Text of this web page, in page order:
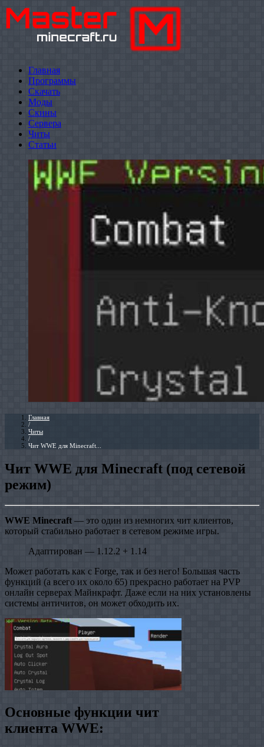
Главная
Программы
Скачать
Моды
Скины
Сервера
Читы
Статьи
Главная
/
Читы
/
Чит WWE для Minecraft...
Чит WWE для Minecraft (под сетевой
режим)
WWE Minecraft — это один из немногих чит клиентов,
который стабильно работает в сетевом режиме игры.
Адаптирован — 1.12.2 + 1.14
Может работать как с Forge, так и без него! Большая часть
функций (а всего их около 65) прекрасно работает на PVP
онлайн серверах Майнкрафт. Даже если на них установлены
системы античитов, он может обходить их.
Основные функции чит
клиента WWE: